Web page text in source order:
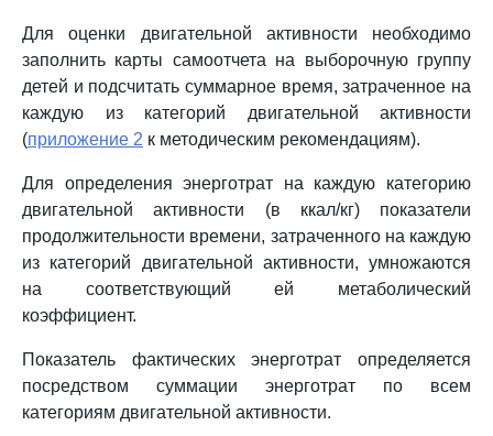
Для оценки двигательной активности необходимо
заполнить карты самоотчета на выборочную группу
детей и подсчитать суммарное время, затраченное на
каждую из категорий двигательной активности
(приложение 2 к методическим рекомендациям).
Для определения энерготрат на каждую категорию
двигательной активности (в ккал/кг) показатели
продолжительности времени, затраченного на каждую
из категорий двигательной активности, умножаются
на соответствующий ей метаболический
коэффициент.
Показатель фактических энерготрат определяется
посредством суммации энерготрат по всем
категориям двигательной активности.